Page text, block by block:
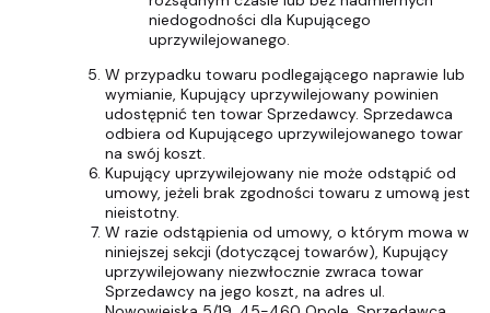
niedogodności dla Kupującego
uprzywilejowanego.
W przypadku towaru podlegającego naprawie lub
wymianie, Kupujący uprzywilejowany powinien
udostępnić ten towar Sprzedawcy. Sprzedawca
odbiera od Kupującego uprzywilejowanego towar
na swój koszt.
Kupujący uprzywilejowany nie może odstąpić od
umowy, jeżeli brak zgodności towaru z umową jest
nieistotny.
W razie odstąpienia od umowy, o którym mowa w
niniejszej sekcji (dotyczącej towarów), Kupujący
uprzywilejowany niezwłocznie zwraca towar
Sprzedawcy na jego koszt, na adres ul.